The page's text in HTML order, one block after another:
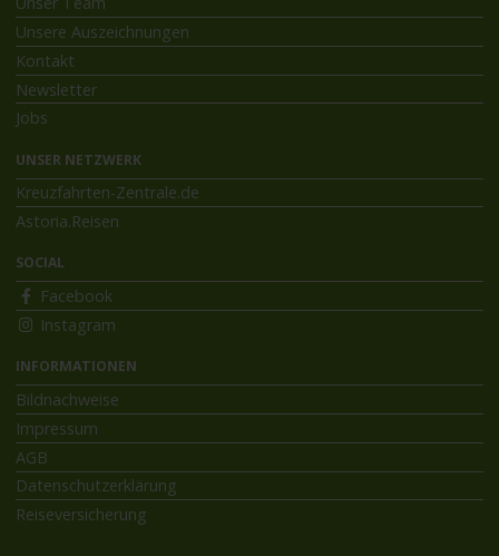
Unsere Auszeichnungen
Kontakt
Newsletter
Jobs
UNSER NETZWERK
Kreuzfahrten-Zentrale.de
Astoria.Reisen
SOCIAL
Facebook
Instagram
INFORMATIONEN
Bildnachweise
Impressum
AGB
Datenschutzerklärung
Reiseversicherung